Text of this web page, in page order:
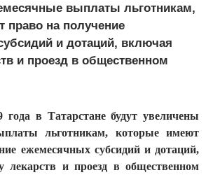
выплаты льготникам,
право на получение
и дотаций, включая
и проезд в общественном
в Татарстане будут увеличены
льготникам, которые имеют
ежемесячных субсидий и дотаций,
лекарств и проезд в общественном